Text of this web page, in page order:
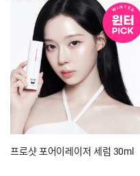
프로샷 포어이레이저 세럼 30ml